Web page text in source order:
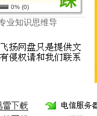
0% (0)
业知识思维导